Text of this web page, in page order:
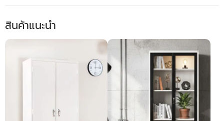
สินค้าแนะนำ